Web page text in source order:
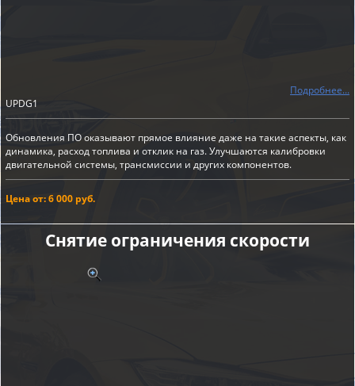
Подробнее...
UPDG1
Обновления ПО оказывают прямое влияние даже на такие аспекты, как
динамика, расход топлива и отклик на газ. Улучшаются калибровки
двигательной системы, трансмиссии и других компонентов.
Цена от: 6 000 руб.
Снятие ограничения скорости